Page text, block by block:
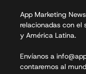
App Marketing
relacionadas con el
y América Latina.
Envíanos a
contaremos al